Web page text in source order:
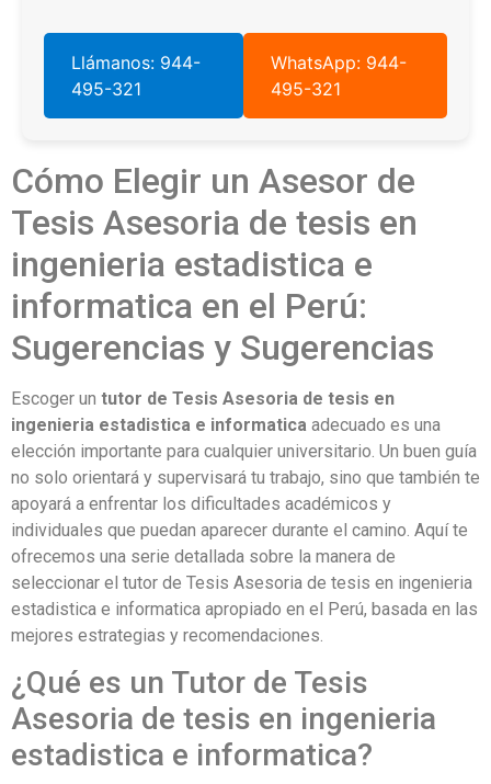
Llámanos: 944-
495-321
WhatsApp: 944-
495-321
Cómo Elegir un Asesor de
Tesis Asesoria de tesis en
ingenieria estadistica e
informatica en el Perú:
Sugerencias y Sugerencias
Escoger un tutor de Tesis Asesoria de tesis en
ingenieria estadistica e informatica adecuado es una
elección importante para cualquier universitario. Un buen guía
no solo orientará y supervisará tu trabajo, sino que también te
apoyará a enfrentar los dificultades académicos y
individuales que puedan aparecer durante el camino. Aquí te
ofrecemos una serie detallada sobre la manera de
seleccionar el tutor de Tesis Asesoria de tesis en ingenieria
estadistica e informatica apropiado en el Perú, basada en las
mejores estrategias y recomendaciones.
¿Qué es un Tutor de Tesis
Asesoria de tesis en ingenieria
estadistica e informatica?